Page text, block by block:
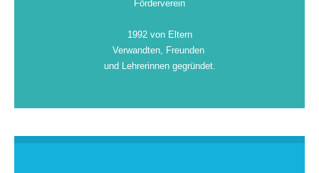
Förderverein
1992 von Eltern
Verwandten, Freunden
und Lehrerinnen gegründet.